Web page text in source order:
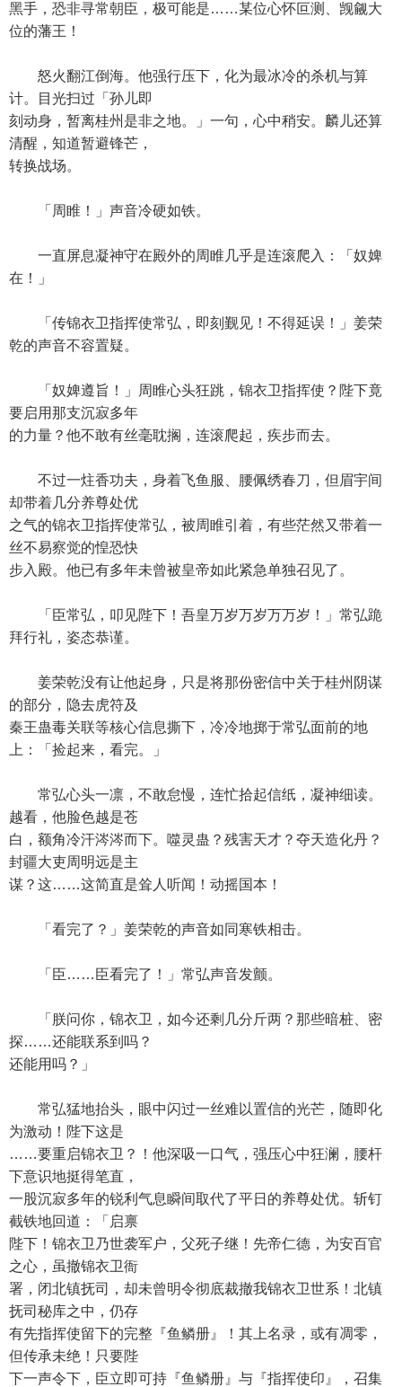
黑手，恐非寻常朝臣，极可能是……某位心怀叵测、觊觎大
位的藩王！
怒火翻江倒海。他强行压下，化为最冰冷的杀机与算
计。目光扫过「孙儿即
刻动身，暂离桂州是非之地。」一句，心中稍安。麟儿还算
清醒，知道暂避锋芒，
转换战场。
「周睢！」声音冷硬如铁。
一直屏息凝神守在殿外的周睢几乎是连滚爬入：「奴婢
在！」
「传锦衣卫指挥使常弘，即刻觐见！不得延误！」姜荣
乾的声音不容置疑。
「奴婢遵旨！」周睢心头狂跳，锦衣卫指挥使？陛下竟
要启用那支沉寂多年
的力量？他不敢有丝毫耽搁，连滚爬起，疾步而去。
不过一炷香功夫，身着飞鱼服、腰佩绣春刀，但眉宇间
却带着几分养尊处优
之气的锦衣卫指挥使常弘，被周睢引着，有些茫然又带着一
丝不易察觉的惶恐快
步入殿。他已有多年未曾被皇帝如此紧急单独召见了。
「臣常弘，叩见陛下！吾皇万岁万岁万万岁！」常弘跪
拜行礼，姿态恭谨。
姜荣乾没有让他起身，只是将那份密信中关于桂州阴谋
的部分，隐去虎符及
秦王蛊毒关联等核心信息撕下，冷冷地掷于常弘面前的地
上：「捡起来，看完。」
常弘心头一凛，不敢怠慢，连忙拾起信纸，凝神细读。
越看，他脸色越是苍
白，额角冷汗涔涔而下。噬灵蛊？残害天才？夺天造化丹？
封疆大吏周明远是主
谋？这……这简直是耸人听闻！动摇国本！
「看完了？」姜荣乾的声音如同寒铁相击。
「臣……臣看完了！」常弘声音发颤。
「朕问你，锦衣卫，如今还剩几分斤两？那些暗桩、密
探……还能联系到吗？
还能用吗？」
常弘猛地抬头，眼中闪过一丝难以置信的光芒，随即化
为激动！陛下这是
……要重启锦衣卫？！他深吸一口气，强压心中狂澜，腰杆
下意识地挺得笔直，
一股沉寂多年的锐利气息瞬间取代了平日的养尊处优。斩钉
截铁地回道：「启禀
陛下！锦衣卫乃世袭军户，父死子继！先帝仁德，为安百官
之心，虽撤锦衣卫衙
署，闭北镇抚司，却未曾明令彻底裁撤我锦衣卫世系！北镇
抚司秘库之中，仍存
有先指挥使留下的完整『鱼鳞册』！其上名录，或有凋零，
但传承未绝！只要陛
下一声令下，臣立即可持『鱼鳞册』与『指挥使印』，召集